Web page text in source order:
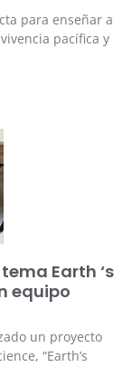
para enseñar a
pacífica y
Earth ‘s
equipo
un proyecto
“Earth’s